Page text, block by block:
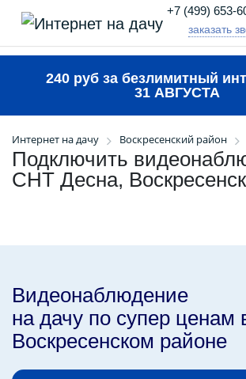
+7 (499) 653-
заказать
240 руб за безлимитный
31 АВГУСТА
Интернет на дачу Воскресенский район
Подключить
СНТ Десна,
Видеонаблюдение
на дачу по супер ценам
Воскресенском районе